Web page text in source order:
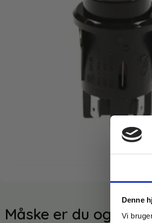
Denne
Vi
Måske er du også